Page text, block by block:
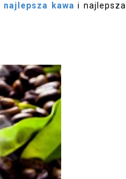
najlepsza kawa i najlepsza